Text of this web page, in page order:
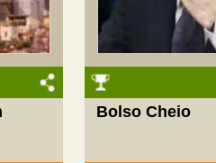
Bolso Cheio